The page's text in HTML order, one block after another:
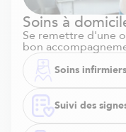
Soins à
Se remettre d'une
bon
Soins
Suivi des